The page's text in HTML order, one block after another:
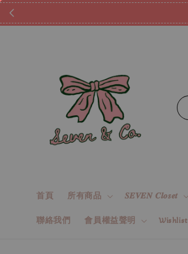
首頁 所有商品 𝑺𝑬𝑽𝑬𝑵 𝑪𝒍𝒐𝒔𝒆𝒕
聯絡我們 會員權益聲明 Wishlist